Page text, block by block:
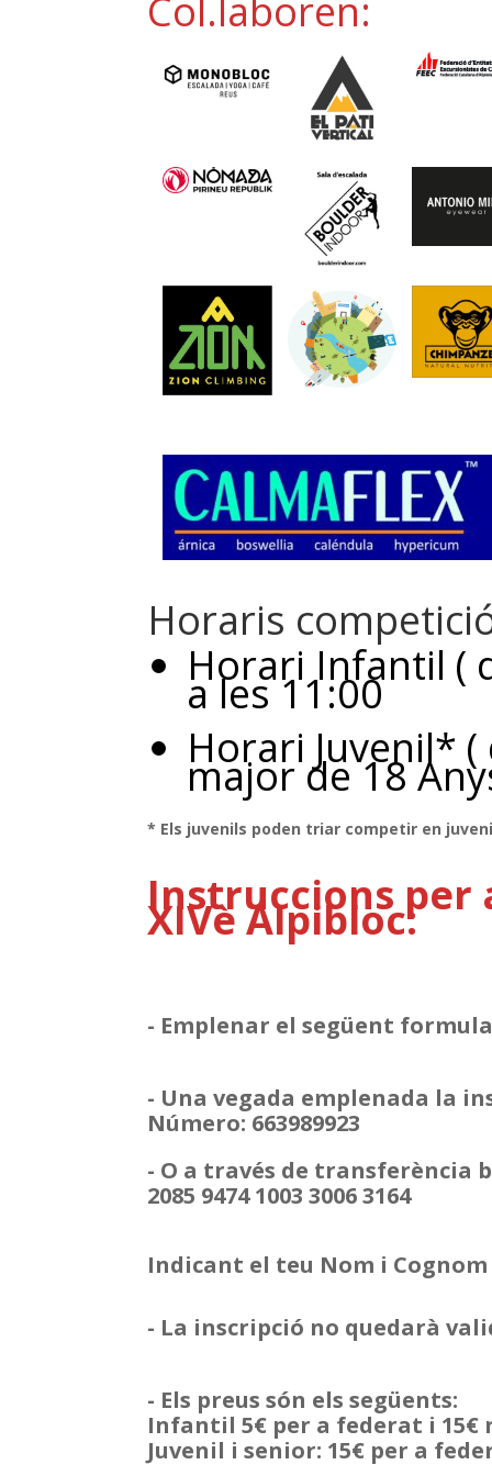
Col.laboren:
Horaris
Horari Infantil (
a les 11:00
Horari Juvenil* (
major de 18
* Els juvenils poden triar competir en
Instruccions per
XIVè Alpibloc:
- Emplenar el següent
- Una vegada emplenada la
Número: 663989923
- O a través de transferència
2085 9474 1003 3006 3164
Indicant el teu Nom i
- La inscripció no quedarà
- Els preus són els següents:
Infantil 5€ per a federat i 15€
Juvenil i senior: 15€ per a